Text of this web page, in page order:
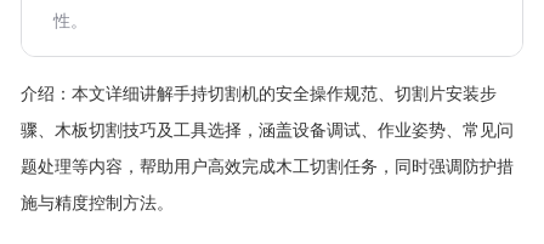
性。
介绍： 本文详细讲解手持切割机的安全操作规范、切割片安装步
骤、木板切割技巧及工具选择，涵盖设备调试、作业姿势、常见问
题处理等内容，帮助用户高效完成木工切割任务，同时强调防护措
施与精度控制方法。